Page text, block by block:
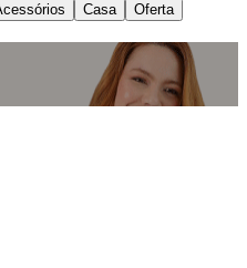
Casa Oferta